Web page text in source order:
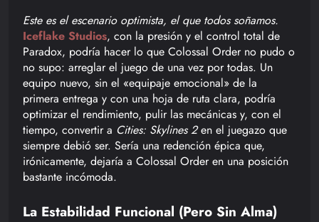
Este es el escenario optimista, el que todos soñamos.
Iceflake Studios, con la presión y el control total de
Paradox, podría hacer lo que Colossal Order no pudo o
no supo: arreglar el juego de una vez por todas. Un
equipo nuevo, sin el «equipaje emocional» de la
primera entrega y con una hoja de ruta clara, podría
optimizar el rendimiento, pulir las mecánicas y, con el
tiempo, convertir a Cities: Skylines 2en el juegazo que
siempre debió ser. Sería una redención épica que,
irónicamente, dejaría a Colossal Order en una posición
bastante incómoda.
La Estabilidad Funcional (Pero Sin Alma)